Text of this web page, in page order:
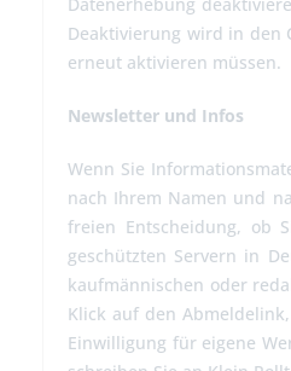
Datenerhebung
Deaktivierung wird in den
erneut aktivieren müssen.
Newsletter und Infos
Wenn Sie
nach Ihrem Namen und
freien Entscheidung, ob
geschützten Servern in
kaufmännischen oder
Klick auf den
Einwilligung für eigene